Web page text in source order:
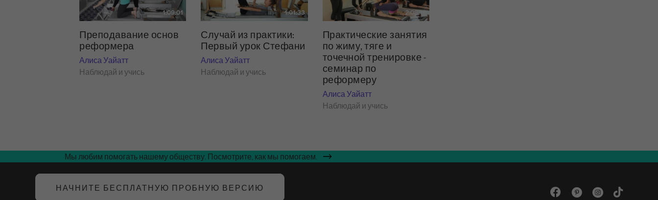
1:09:01
Преподавание основ
реформера
Алиса Уайатт
Наблюдай и учись
1:01:33
Случай из практики:
Первый урок Стефани
Алиса Уайатт
Наблюдай и учись
2:08:16
Практические занятия
по жиму, тяге и
точечной тренировке -
семинар по
реформеру
Алиса Уайатт
Наблюдай и учись
Мы любим помогать нашему обществу. Посмотрите, как мы помогаем.
НАЧНИТЕ БЕСПЛАТНУЮ ПРОБНУЮ ВЕРСИЮ